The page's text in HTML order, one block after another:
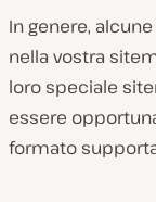
In genere,
nella vostra
loro speciale
essere
formato